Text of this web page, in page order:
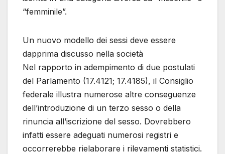
“femminile”.
Un nuovo modello dei sessi deve essere
dapprima discusso nella società
Nel rapporto in adempimento di due postulati
del Parlamento (17.4121; 17.4185), il Consiglio
federale illustra numerose altre conseguenze
dell’introduzione di un terzo sesso o della
rinuncia all’iscrizione del sesso. Dovrebbero
infatti essere adeguati numerosi registri e
occorrerebbe rielaborare i rilevamenti statistici.